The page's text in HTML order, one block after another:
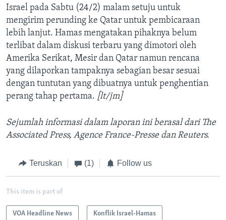
Israel pada Sabtu (24/2) malam setuju untuk
mengirim perunding ke Qatar untuk pembicaraan
lebih lanjut. Hamas mengatakan pihaknya belum
terlibat dalam diskusi terbaru yang dimotori oleh
Amerika Serikat, Mesir dan Qatar namun rencana
yang dilaporkan tampaknya sebagian besar sesuai
dengan tuntutan yang dibuatnya untuk penghentian
perang tahap pertama. [lt/jm]
Sejumlah informasi dalam laporan ini berasal dari The
Associated Press, Agence France-Presse dan Reuters.
Teruskan (1) Follow us
This item is part of
VOA Headline News Konflik Israel-Hamas